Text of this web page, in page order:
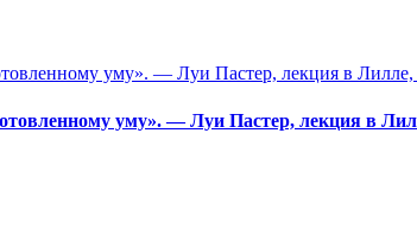
уму». — Луи Пастер, лекция в